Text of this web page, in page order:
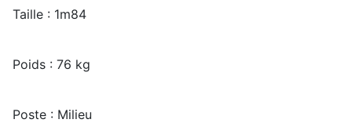
Taille : 1m84
Poids : 76 kg
Poste : Milieu